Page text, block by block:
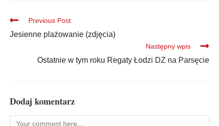
Previous Post
Jesienne plażowanie (zdjęcia)
Następny wpis
Ostatnie w tym roku Regaty Łodzi DZ na Parsęcie
Dodaj komentarz